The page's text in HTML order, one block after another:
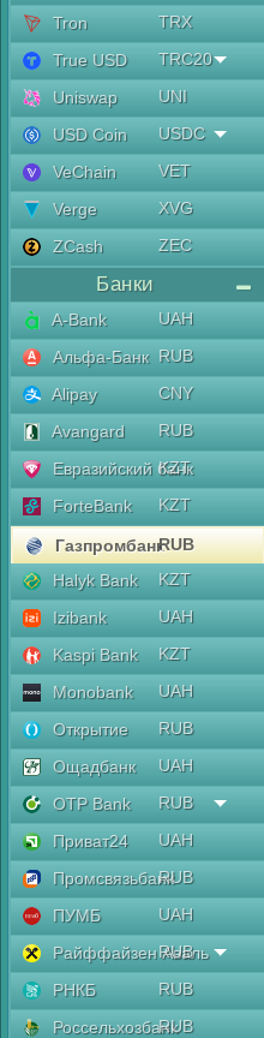
Tron
TRX
True USD
TRC20
Uniswap
UNI
USD Coin
USDC
VeChain
VET
Verge
XVG
ZCash
ZEC
Банки
A-Bank
UAH
Альфа-Банк RUB
Alipay
CNY
Avangard
RUB
Евразийский банк
KZT
ForteBank
KZT
ГазпромбанкRUB
Halyk Bank
KZT
Izibank
UAH
Kaspi Bank
KZT
Monobank
UAH
Открытие
RUB
Ощадбанк
UAH
OTP Bank
RUB
Приват24
UAH
ПромсвязьбанкRUB
ПУМБ
UAH
Райффайзен Аваль
RUB
РНКБ
RUB
РоссельхозбанкRUB